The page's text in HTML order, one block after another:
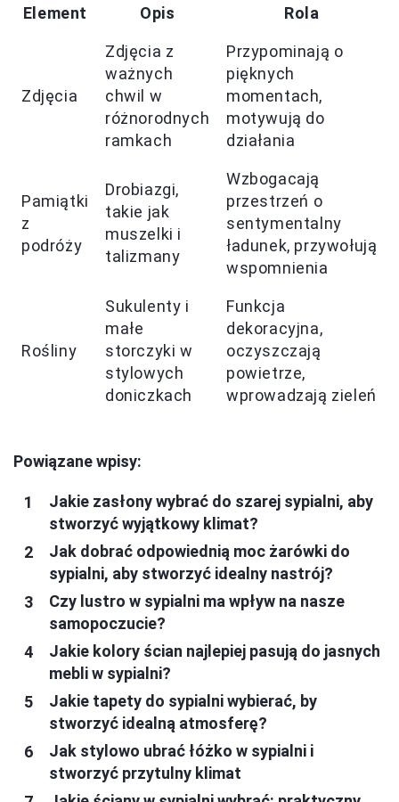
Element Opis Rola
Zdjęcia
Zdjęcia z
ważnych
chwil w
różnorodnych
ramkach
Przypominają o
pięknych
momentach,
motywują do
działania
Pamiątki
z
podróży
Drobiazgi,
takie jak
muszelki i
talizmany
Wzbogacają
przestrzeń o
sentymentalny
ładunek, przywołują
wspomnienia
Rośliny
Sukulenty i
małe
storczyki w
stylowych
doniczkach
Funkcja
dekoracyjna,
oczyszczają
powietrze,
wprowadzają zieleń
Powiązane wpisy:
Jakie zasłony wybrać do szarej sypialni, aby
stworzyć wyjątkowy klimat?
Jak dobrać odpowiednią moc żarówki do
sypialni, aby stworzyć idealny nastrój?
Czy lustro w sypialni ma wpływ na nasze
samopoczucie?
Jakie kolory ścian najlepiej pasują do jasnych
mebli w sypialni?
Jakie tapety do sypialni wybierać, by
stworzyć idealną atmosferę?
Jak stylowo ubrać łóżko w sypialni i
stworzyć przytulny klimat